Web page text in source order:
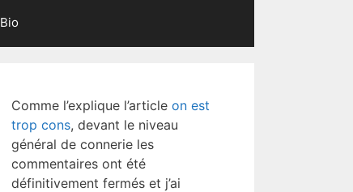
Bio
Comme l’explique l’article on est
trop cons, devant le niveau
général de connerie les
commentaires ont été
définitivement fermés et j’ai